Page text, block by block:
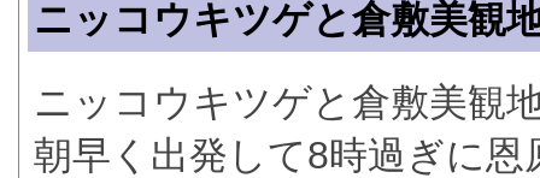
ニッコウキツゲと倉敷美観
ニッコウキツゲと倉敷美観
朝早く出発して8時過ぎに